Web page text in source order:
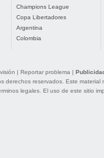
Champions League
Copa Libertadores
Argentina
Colombia
| Reportar problema |
derechos reservados. Este
legales. El uso de este sitio